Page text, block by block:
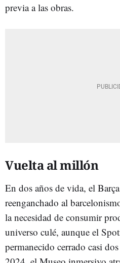
previa a las obras.
Vuelta al millón
En dos años de vida, el
reenganchado al
la necesidad de consumir
universo culé, aunque el
permanecido cerrado casi